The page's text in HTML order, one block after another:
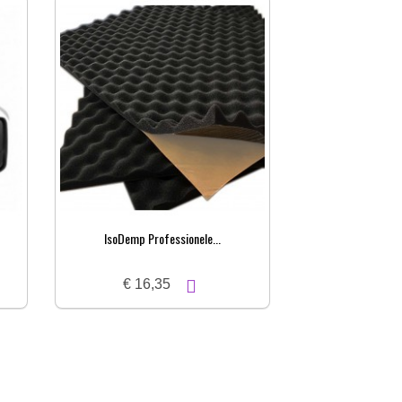
IsoDemp Professionele...
€ 16,35